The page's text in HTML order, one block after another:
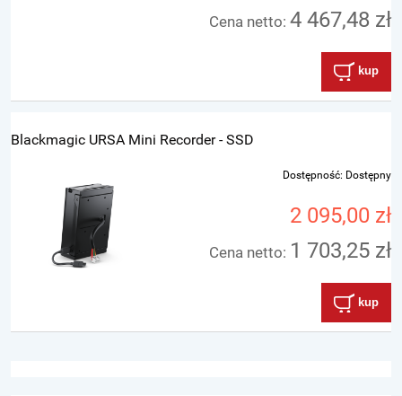
Cena netto: 4 467,48 zł
kup
Blackmagic URSA Mini Recorder - SSD
Dostępność: Dostępny
2 095,00 zł
Cena netto: 1 703,25 zł
kup